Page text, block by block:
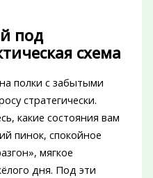
под
схема
полки с забытыми
стратегически.
какие состояния вам
пинок, спокойное
мягкое
дня. Под эти